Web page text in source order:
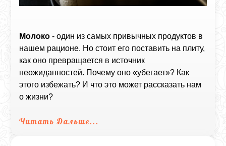
Молоко - один из самых привычных продуктов в
нашем рационе. Но стоит его поставить на плиту,
как оно превращается в источник
неожиданностей. Почему оно «убегает»? Как
этого избежать? И что это может рассказать нам
о жизни?
Читать Дальше...